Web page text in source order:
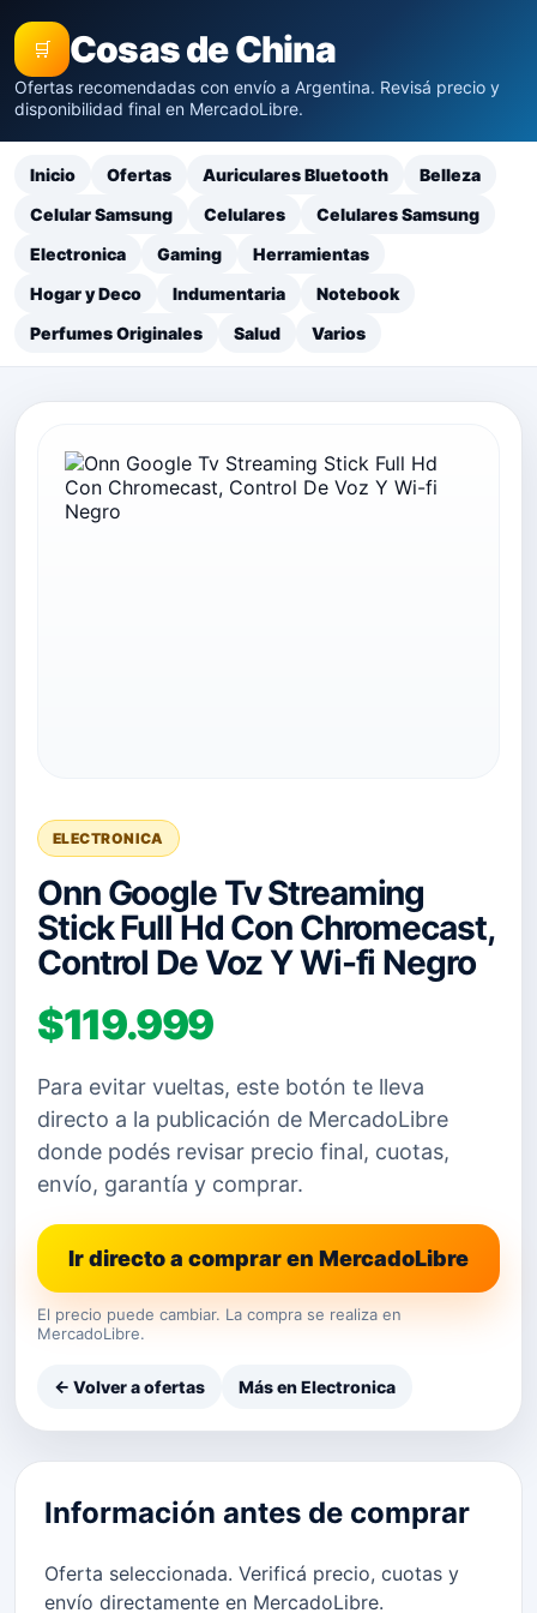
🛒 Cosas de China
Ofertas recomendadas con envío a Argentina. Revisá precio y
disponibilidad final en MercadoLibre.
Inicio Ofertas Auriculares Bluetooth
Belleza
Celular Samsung
Celulares
Celulares Samsung
Electronica
Gaming
Herramientas
Hogar y Deco
Indumentaria
Notebook
Perfumes Originales
Salud Varios
ELECTRONICA
Onn Google Tv Streaming
Stick Full Hd Con Chromecast,
Control De Voz Y Wi-fi Negro
$119.999
Para evitar vueltas, este botón te lleva
directo a la publicación de MercadoLibre
donde podés revisar precio final, cuotas,
envío, garantía y comprar.
Ir directo a comprar en MercadoLibre
El precio puede cambiar. La compra se realiza en
MercadoLibre.
← Volver a ofertas Más en Electronica
Información antes de comprar
Oferta seleccionada. Verificá precio, cuotas y
envío directamente en MercadoLibre.